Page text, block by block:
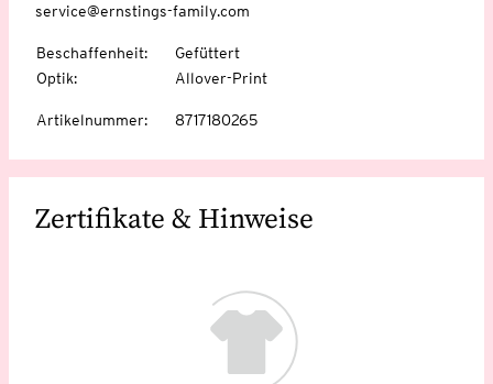
service@ernstings-family.com
Beschaffenheit:
Gefüttert
Optik: Allover-Print
Artikelnummer: 8717180265
Zertifikate & Hinweise